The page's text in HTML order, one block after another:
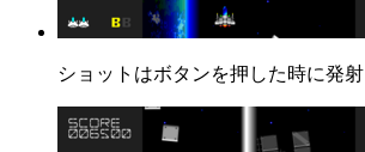
ショットはボタンを押した時に発射